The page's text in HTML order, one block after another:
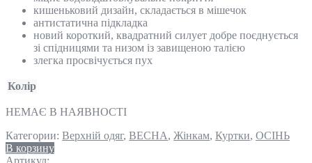
кишеньковий дизайн, складається в мішечок
антистатична підкладка
новий короткий, квадратний силует добре поєднується
зі спідницями та низом із завищеною талією
злегка просвічується пух
Колір
НЕМАЄ В НАЯВНОСТІ
Категории: Верхній одяг, ВЕСНА, Жінкам, Куртки, ОСІНЬ
В корзину
Артикул: